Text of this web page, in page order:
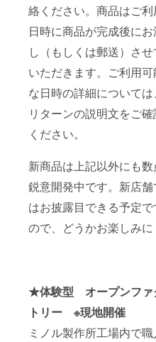
絡ください。商品はご利
日時に商品が完成後に
し（もしくは郵送）させ
いただきます。ご利用
な日時の詳細については、
リターンの説明文をご
ください。
新商品は上記以外にも数
鋭意開発中です。新店舗
はお披露目できる予定で
ので、どうかお楽しみに
★体験型 オープンファ
トリー ※現地開催
ミノル製作所工場内で職